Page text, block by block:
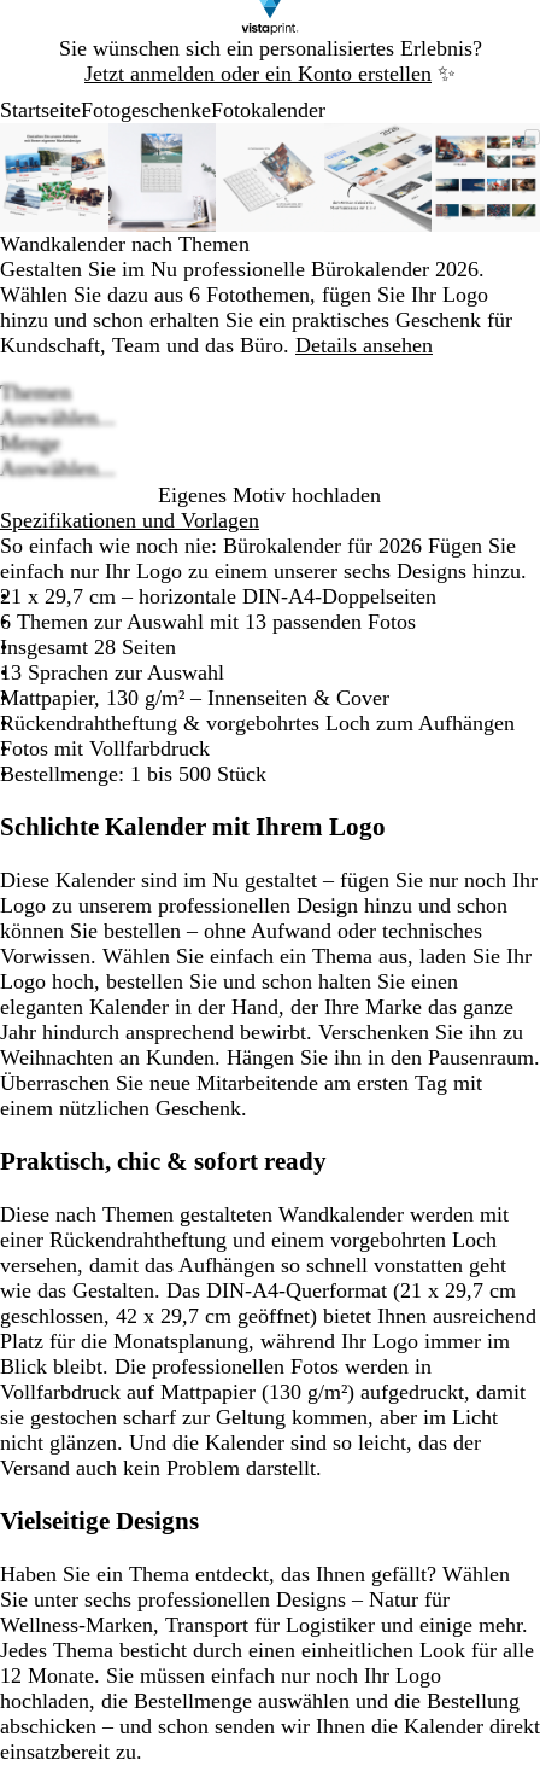
Sie wünschen sich ein personalisiertes Erlebnis?
Jetzt anmelden oder ein Konto erstellen ✨
Galeriebild
1
StartseiteFotogeschenkeFotokalender
Vergrößer-/verkleinerbares
Bild
Zoom
auf
Minimum
Klicken
zum
Vergrößern
Verwenden
Sie
die
Tasten
+
und
-
zum
Zoomen
die
Pfeiltasten
zum
Schwenken.
Vergrößer-/verkleinerbares
Bild
Zoom
auf
Minimum
Klicken
zum
Vergrößern
Verwenden
Sie
die
Tasten
+
und
-
zum
Zoomen
Vergrößer-/verkleinerbares
Bild
auf
Minimum
zum
Vergrößern
Sie
die
Tasten
und
-
zum
Zoomen
und
Vergrößer-/
Bild
Zoom
auf
Minimum
Klicken
zum
Vergrößern
Verwenden
Sie
die
Tasten
und
-
zum
Zoomen
und
Bild
Zoom
auf
zum
Sie
die
Tasten
-
zum
Galeriebild
1
von
5
Wandkalender nach Themen
Gestalten Sie im Nu professionelle Bürokalender 2026.
Wählen Sie dazu aus 6 Fotothemen, fügen Sie Ihr Logo
hinzu und schon erhalten Sie ein praktisches Geschenk für
Kundschaft, Team und das Büro. Details ansehen
Themen
Auswählen...
Menge
Auswählen...
Eigenes Motiv hochladen
Spezifikationen und Vorlagen
So einfach wie noch nie: Bürokalender für 2026 Fügen Sie
einfach nur Ihr Logo zu einem unserer sechs Designs hinzu.
21 x 29,7 cm – horizontale DIN-A4-Doppelseiten
6 Themen zur Auswahl mit 13 passenden Fotos
Insgesamt 28 Seiten
13 Sprachen zur Auswahl
Mattpapier, 130 g/m² – Innenseiten & Cover
Rückendrahtheftung & vorgebohrtes Loch zum Aufhängen
Fotos mit Vollfarbdruck
Bestellmenge: 1 bis 500 Stück
Schlichte Kalender mit Ihrem Logo
Diese Kalender sind im Nu gestaltet – fügen Sie nur noch Ihr
Logo zu unserem professionellen Design hinzu und schon
können Sie bestellen – ohne Aufwand oder technisches
Vorwissen. Wählen Sie einfach ein Thema aus, laden Sie Ihr
Logo hoch, bestellen Sie und schon halten Sie einen
eleganten Kalender in der Hand, der Ihre Marke das ganze
Jahr hindurch ansprechend bewirbt. Verschenken Sie ihn zu
Weihnachten an Kunden. Hängen Sie ihn in den Pausenraum.
Überraschen Sie neue Mitarbeitende am ersten Tag mit
einem nützlichen Geschenk.
Praktisch, chic & sofort ready
Diese nach Themen gestalteten Wandkalender werden mit
einer Rückendrahtheftung und einem vorgebohrten Loch
versehen, damit das Aufhängen so schnell vonstatten geht
wie das Gestalten. Das DIN-A4-Querformat (21 x 29,7 cm
geschlossen, 42 x 29,7 cm geöffnet) bietet Ihnen ausreichend
Platz für die Monatsplanung, während Ihr Logo immer im
Blick bleibt. Die professionellen Fotos werden in
Vollfarbdruck auf Mattpapier (130 g/m²) aufgedruckt, damit
sie gestochen scharf zur Geltung kommen, aber im Licht
nicht glänzen. Und die Kalender sind so leicht, das der
Versand auch kein Problem darstellt.
Vielseitige Designs
Haben Sie ein Thema entdeckt, das Ihnen gefällt? Wählen
Sie unter sechs professionellen Designs – Natur für
Wellness-Marken, Transport für Logistiker und einige mehr.
Jedes Thema besticht durch einen einheitlichen Look für alle
12 Monate. Sie müssen einfach nur noch Ihr Logo
hochladen, die Bestellmenge auswählen und die Bestellung
abschicken – und schon senden wir Ihnen die Kalender direkt
einsatzbereit zu.